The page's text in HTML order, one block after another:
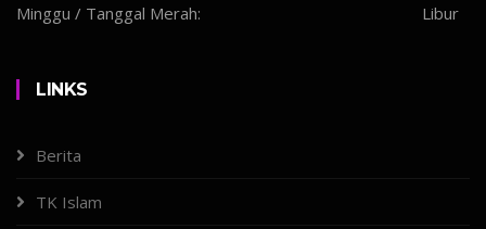
Minggu / Tanggal Merah:
Libur
LINKS
Berita
TK Islam